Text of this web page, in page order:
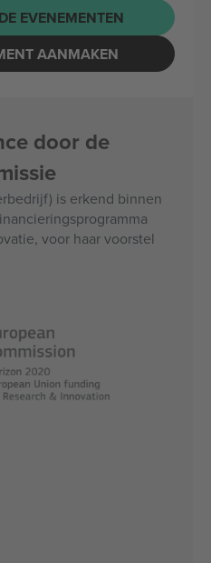
EVENEMENTEN
AANMAKEN
door de
is erkend binnen
voor haar voorstel